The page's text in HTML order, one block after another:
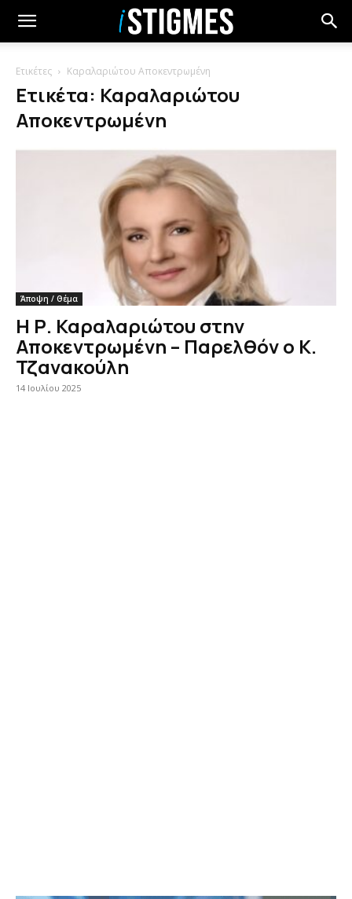
Ετικέτες Καραλαριώτου Αποκεντρωμένη
Ετικέτα: Καραλαριώτου
Αποκεντρωμένη
Άποψη / Θέμα
Η Ρ. Καραλαριώτου στην
Αποκεντρωμένη – Παρελθόν ο Κ.
Τζανακούλη
14 Ιουλίου 2025